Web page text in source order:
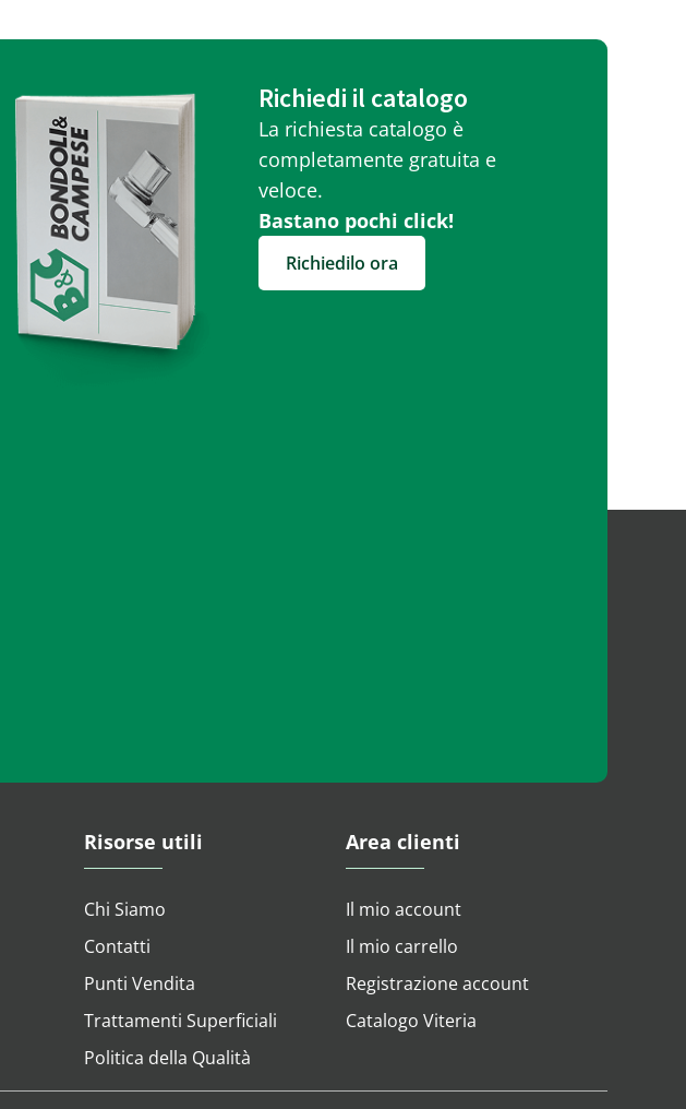
Richiedi il catalogo
La richiesta catalogo è
completamente gratuita e
veloce.
Bastano pochi click!
Richiedilo ora
Risorse utili
Chi Siamo
Contatti
Punti Vendita
Trattamenti Superficiali
Politica della Qualità
Area clienti
Il mio account
Il mio carrello
Registrazione account
Catalogo Viteria